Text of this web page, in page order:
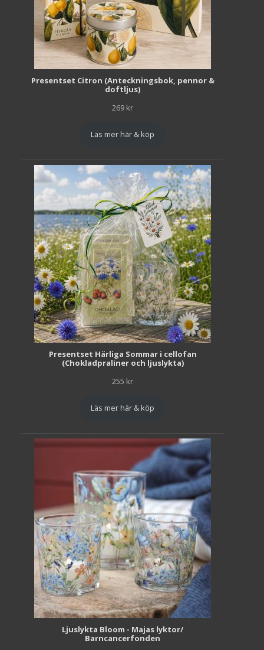
Presentset Citron (Anteckningsbok, pennor &
doftljus)
269 kr
Läs mer här & köp
Presentset Härliga Sommar i cellofan
(Chokladpraliner och ljuslykta)
255 kr
Läs mer här & köp
Ljuslykta Bloom - Majas lyktor/
Barncancerfonden